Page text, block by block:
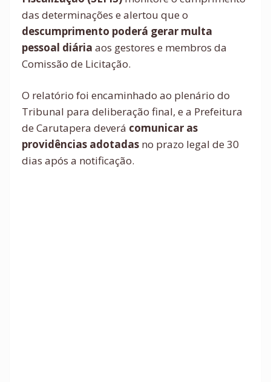
das determinações e alertou que o
descumprimento poderá gerar multa
pessoal diária aos gestores e membros da
Comissão de Licitação.
O relatório foi encaminhado ao plenário do
Tribunal para deliberação final, e a Prefeitura
de Carutapera deverá comunicar as
providências adotadas no prazo legal de 30
dias após a notificação.